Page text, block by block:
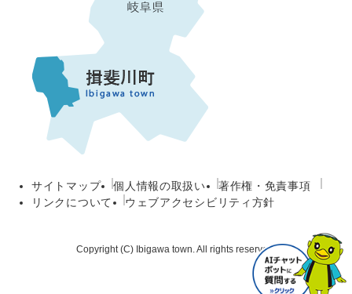
サイトマップ 個人情報の取扱い
著作権・免責事項
リンクについて
ウェブアクセシビリティ方針
Copyright (C) Ibigawa town. All rights reserved.